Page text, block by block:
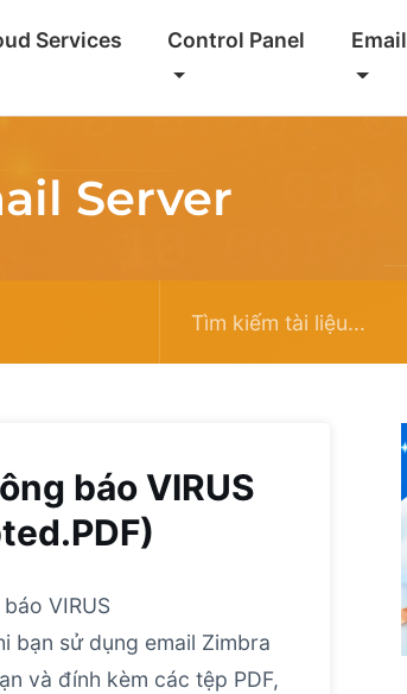
Services Control Panel Email
Server
báo VIRUS
VIRUS
sử dụng email Zimbra
và đính kèm các tệp PDF,